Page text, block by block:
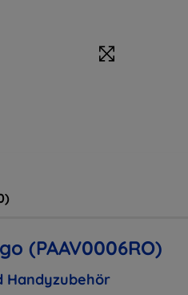
(PAAV0006RO)
Handyzubehör